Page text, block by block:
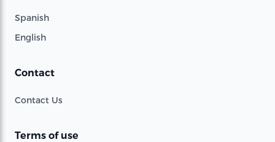
Spanish
English
Contact
Contact Us
Terms of use